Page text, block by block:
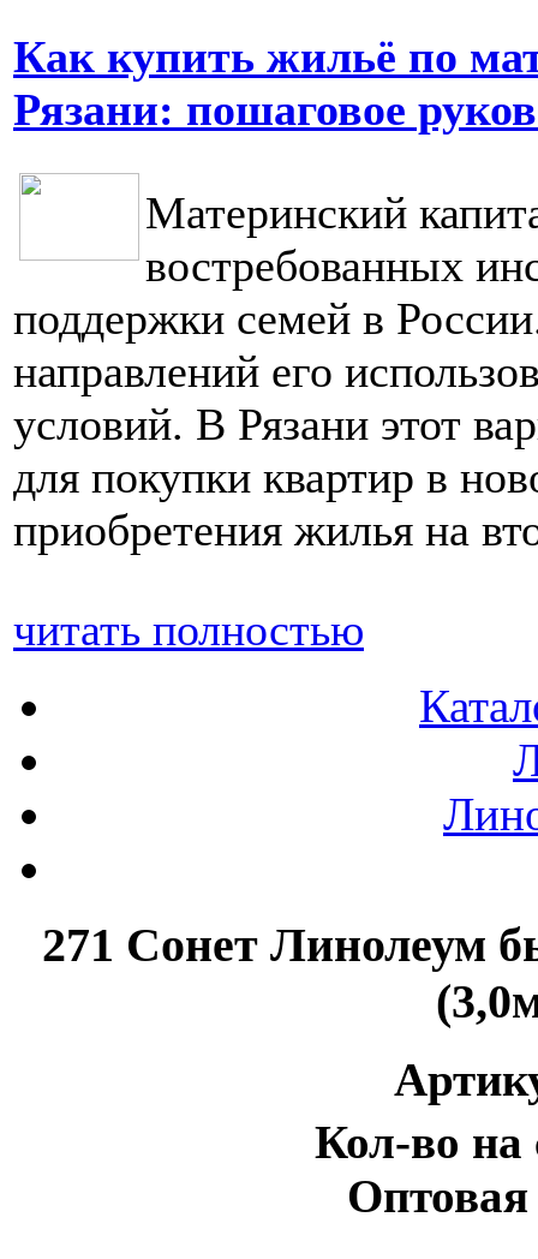
Как купить жильё по
Рязани: пошаговое
Материнский
востребованных
поддержки семей в
направлений его
условий. В Рязани этот
для покупки квартир в
приобретения жилья на
читать полностью
271 Сонет Линолеум
Кол-во на